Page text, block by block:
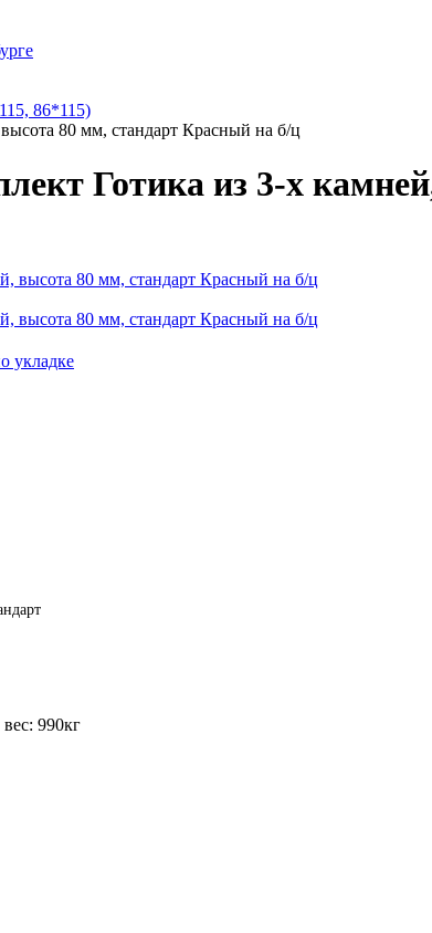
86*115)
80 мм, стандарт Красный на б/ц
Готика из 3-х
укладке
990кг